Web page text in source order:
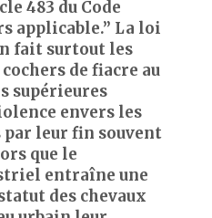
483 du Code
applicable.” La loi
fait surtout les
de fiacre au
supérieures
envers les
par leur fin souvent
que le
entraîne une
des chevaux